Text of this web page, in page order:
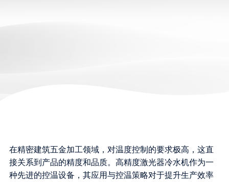
在精密建筑五金加工领域，对温度控制的要求极高，这直
接关系到产品的精度和品质。高精度激光器冷水机作为一
种先进的控温设备，其应用与控温策略对于提升生产效率